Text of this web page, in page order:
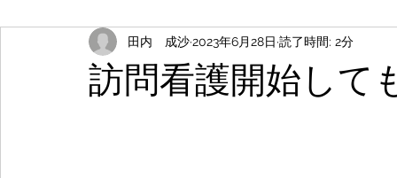
訪問看護開始して
田内 成沙2023年6月28日 読了時間: 2分